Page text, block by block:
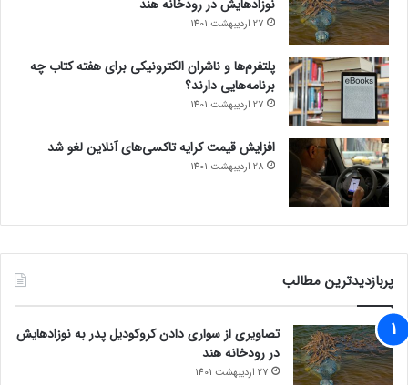
نوزادهایش در رودخانه هند
27 اردیبهشت 1401
پلتفرم‌ها و ناشران الکترونیکی برای هفته کتاب چه
برنامه‌هایی دارند؟
27 اردیبهشت 1401
افزایش قیمت کرایه تاکسی‌های آنلاین لغو شد
28 اردیبهشت 1401
پربازدیدترین مطالب
تصاویری از سواری دادن کروکودیل پدر به نوزادهایش
در رودخانه هند
27 اردیبهشت 1401